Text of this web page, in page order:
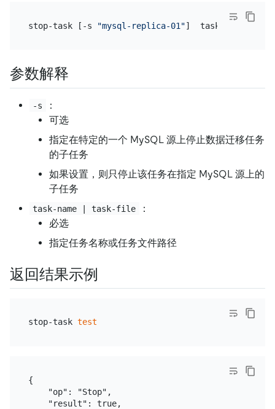
stop-task [-s "mysql-replica-01"
参数解释
-s
：
可选
指定在特定的一个 MySQL 源上停止数据迁移任务
的子任务
如果设置，则只停止该任务在指定 MySQL 源上的
子任务
task-name | task-file
：
必选
指定任务名称或任务文件路径
返回结果示例
stop-task test
{
    "op": "Stop",
    "result": true,